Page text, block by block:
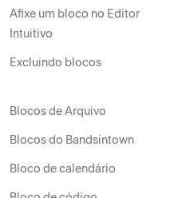
Afixe um bloco no Editor
Intuitivo
Excluindo blocos
Blocos de Arquivo
Blocos do Bandsintown
Bloco de calendário